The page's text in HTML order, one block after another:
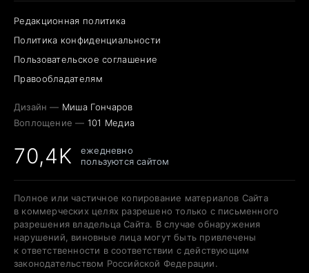
Редакционная политика
Политика конфиденциальности
Пользовательское соглашение
Правообладателям
Дизайн — Миша Гончаров
Воплощение — 101 Медиа
70,4K
ежедневно
пользуются сайтом
Полное или частичное копирование материалов Сайта
в коммерческих целях разрешено только с письменного
разрешения владельца Сайта. В случае обнаружения
нарушений, виновные лица могут быть привлечены
к ответственности в соответствии с действующим
законодательством Российской Федерации.